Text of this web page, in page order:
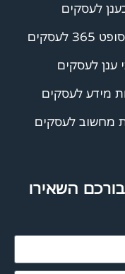
לעסקים
לעסקים
ענן לעסקים
מידע לעסקים
מחשוב לעסקים
השאירו